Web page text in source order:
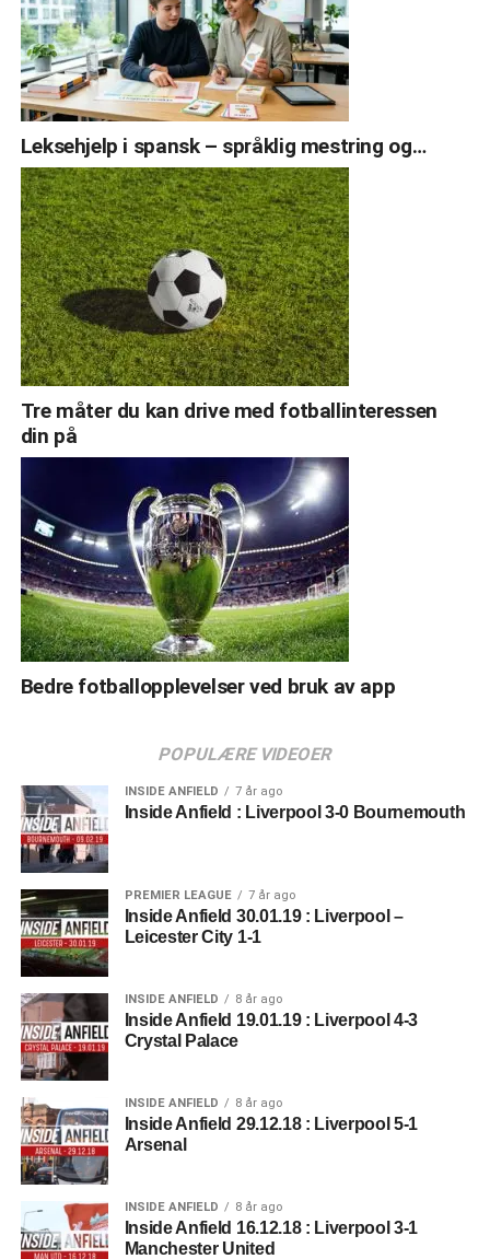
Leksehjelp i spansk – språklig mestring og…
Tre måter du kan drive med fotballinteressen
din på
Bedre fotballopplevelser ved bruk av app
POPULÆRE VIDEOER
INSIDE ANFIELD 7 år ago
Inside Anfield : Liverpool 3-0 Bournemouth
PREMIER LEAGUE 7 år ago
Inside Anfield 30.01.19 : Liverpool –
Leicester City 1-1
INSIDE ANFIELD 8 år ago
Inside Anfield 19.01.19 : Liverpool 4-3
Crystal Palace
INSIDE ANFIELD 8 år ago
Inside Anfield 29.12.18 : Liverpool 5-1
Arsenal
INSIDE ANFIELD 8 år ago
Inside Anfield 16.12.18 : Liverpool 3-1
Manchester United